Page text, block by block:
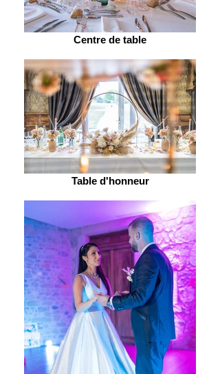
Centre de table
Table d'honneur